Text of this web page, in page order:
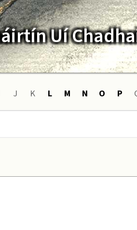
Uí
J K L M N O P